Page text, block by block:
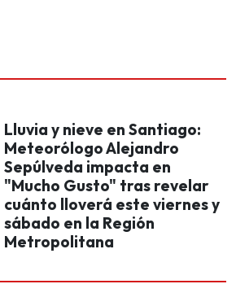
Lluvia y nieve en Santiago:
Meteorólogo Alejandro
Sepúlveda impacta en
"Mucho Gusto" tras revelar
cuánto lloverá este viernes y
sábado en la Región
Metropolitana